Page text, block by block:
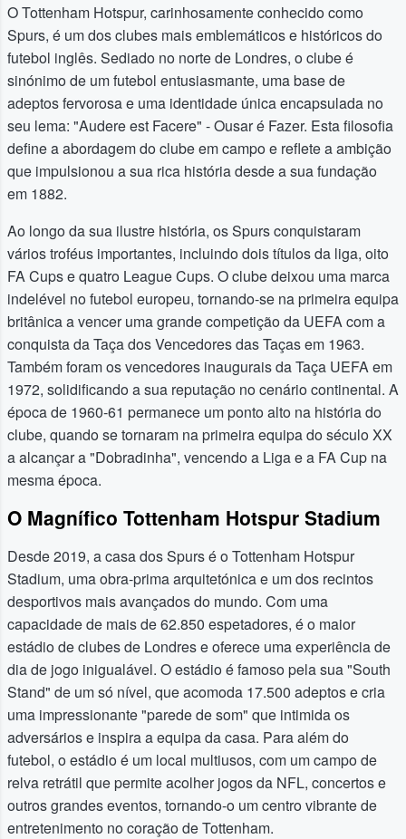
O Tottenham Hotspur, carinhosamente conhecido como
Spurs, é um dos clubes mais emblemáticos e históricos do
futebol inglês. Sediado no norte de Londres, o clube é
sinónimo de um futebol entusiasmante, uma base de
adeptos fervorosa e uma identidade única encapsulada no
seu lema: "Audere est Facere" - Ousar é Fazer. Esta filosofia
define a abordagem do clube em campo e reflete a ambição
que impulsionou a sua rica história desde a sua fundação
em 1882.
Ao longo da sua ilustre história, os Spurs conquistaram
vários troféus importantes, incluindo dois títulos da liga, oito
FA Cups e quatro League Cups. O clube deixou uma marca
indelével no futebol europeu, tornando-se na primeira equipa
britânica a vencer uma grande competição da UEFA com a
conquista da Taça dos Vencedores das Taças em 1963.
Também foram os vencedores inaugurais da Taça UEFA em
1972, solidificando a sua reputação no cenário continental. A
época de 1960-61 permanece um ponto alto na história do
clube, quando se tornaram na primeira equipa do século XX
a alcançar a "Dobradinha", vencendo a Liga e a FA Cup na
mesma época.
O Magnífico Tottenham Hotspur Stadium
Desde 2019, a casa dos Spurs é o Tottenham Hotspur
Stadium, uma obra-prima arquitetónica e um dos recintos
desportivos mais avançados do mundo. Com uma
capacidade de mais de 62.850 espetadores, é o maior
estádio de clubes de Londres e oferece uma experiência de
dia de jogo inigualável. O estádio é famoso pela sua "South
Stand" de um só nível, que acomoda 17.500 adeptos e cria
uma impressionante "parede de som" que intimida os
adversários e inspira a equipa da casa. Para além do
futebol, o estádio é um local multiusos, com um campo de
relva retrátil que permite acolher jogos da NFL, concertos e
outros grandes eventos, tornando-o um centro vibrante de
entretenimento no coração de Tottenham.